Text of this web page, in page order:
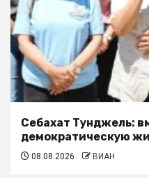
Себахат Тунджель:
демократическую
08.08.2026 ВИАН